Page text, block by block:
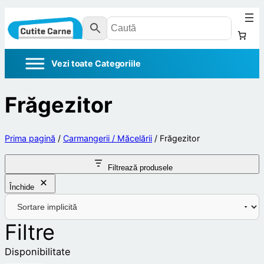
Frăgezitor
Prima pagină / Carmangerii / Măcelării / Frăgezitor
Filtrează produsele
Închide
Filtre
Disponibilitate